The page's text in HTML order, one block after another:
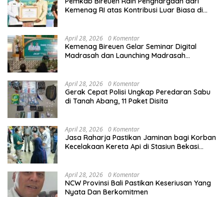
Kemenag RI atas Kontribusi Luar Biasa di
April 28, 2026 0 Komentar
Kemenag Bireuen Gelar Seminar Digital
Madrasah dan Launching Madrasah
April 28, 2026 0 Komentar
Gerak Cepat Polisi Ungkap Peredaran Sabu
di Tanah Abang, 11 Paket Disita
April 28, 2026 0 Komentar
Jasa Raharja Pastikan Jaminan bagi Korban
Kecelakaan Kereta Api di Stasiun Bekasi
April 28, 2026 0 Komentar
NCW Provinsi Bali Pastikan Keseriusan Yang
Nyata Dan Berkomitmen